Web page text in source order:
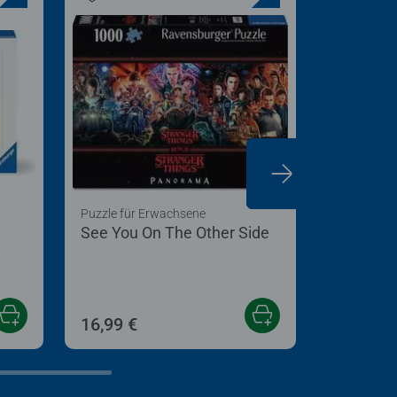
See You On The Other Side
Puzzle für Erwachsene
16,99 €